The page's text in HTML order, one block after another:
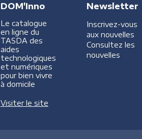
DOM'Inno
Le catalogue
en ligne du
TASDA des
aides
technologiques
et numériques
pour bien vivre
à domicile
Visiter le site
Newsletter
Inscrivez-vous
aux nouvelles
Consultez les
nouvelles